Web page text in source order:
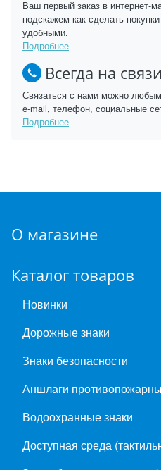
Ваш первый заказ в интернет-
подскажем как сделать
удобными.
Подробнее
Всегда на связи
Связаться с нами можно
e-mail, телефон, социальные
Подробнее
О магазине
Каталог товаров
Новинки
Дорожные знаки
Знаки безопасности
Аншлаги
Водоохранные знаки
Доступная среда